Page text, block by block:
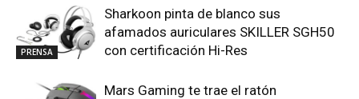
PRENSA
Sharkoon pinta de blanco sus
afamados auriculares SKILLER SGH50
con certificación Hi-Res
Mars Gaming te trae el ratón